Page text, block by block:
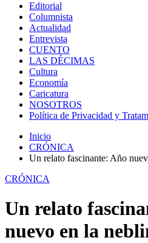
Editorial
Columnista
Actualidad
Entrevista
CUENTO
LAS DÉCIMAS
Cultura
Economía
Caricatura
NOSOTROS
Política de Privacidad y
Inicio
CRÓNICA
Un relato fascinante: Año
CRÓNICA
Un relato
nuevo en la